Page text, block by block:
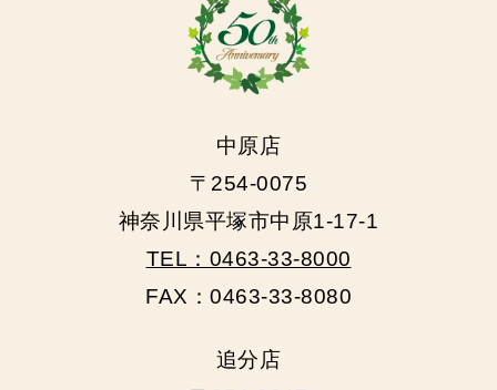
中原店
〒254-0075
神奈川県平塚市中原1-17-1
TEL：0463-33-8000
FAX：0463-33-8080
追分店